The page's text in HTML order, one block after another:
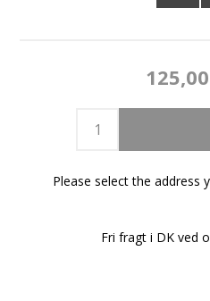
Please select the address
Fri fragt i DK ved